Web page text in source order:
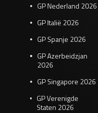
GP Nederland 2026
GP Italië 2026
GP Spanje 2026
GP Azerbeidzjan
2026
GP Singapore 2026
GP Verenigde
Staten 2026